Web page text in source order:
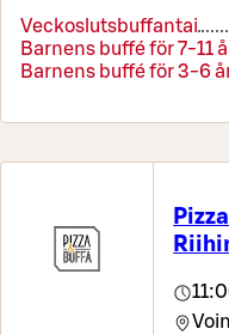
Veckoslutsbuffantai
Barnens buffé för 7-11
Barnens buffé för 3-6